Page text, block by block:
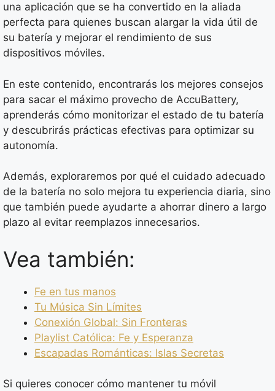
una aplicación que se ha convertido en la aliada
perfecta para quienes buscan alargar la vida útil de
su batería y mejorar el rendimiento de sus
dispositivos móviles.
En este contenido, encontrarás los mejores consejos
para sacar el máximo provecho de AccuBattery,
aprenderás cómo monitorizar el estado de tu batería
y descubrirás prácticas efectivas para optimizar su
autonomía.
Además, exploraremos por qué el cuidado adecuado
de la batería no solo mejora tu experiencia diaria, sino
que también puede ayudarte a ahorrar dinero a largo
plazo al evitar reemplazos innecesarios.
Vea también:
Fe en tus manos
Tu Música Sin Límites
Conexión Global: Sin Fronteras
Playlist Católica: Fe y Esperanza
Escapadas Románticas: Islas Secretas
Si quieres conocer cómo mantener tu móvil